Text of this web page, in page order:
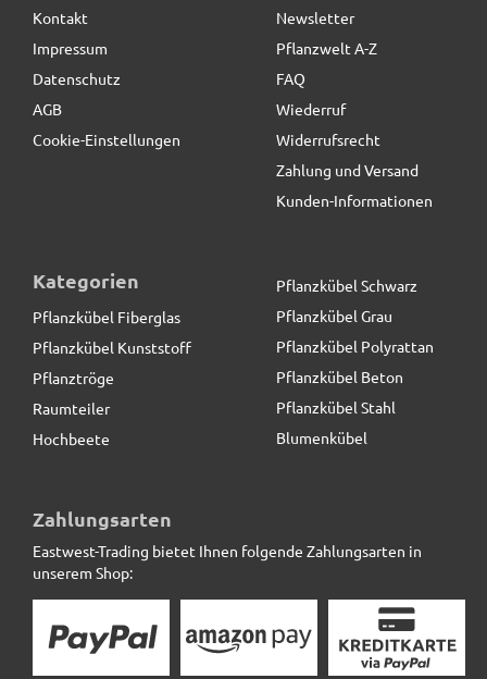
65,50 € *
35,90 € *
Kontakt
Impressum
Datenschutz
AGB
Cookie-Einstellungen
Newsletter
Pflanzwelt A-Z
FAQ
Wiederruf
Widerrufsrecht
Zahlung und Versand
Kunden-Informationen
Kategorien
Pflanzkübel Fiberglas
Pflanzkübel Kunststoff
Pflanztröge
Raumteiler
Hochbeete
Pflanzkübel Schwarz
Pflanzkübel Grau
Pflanzkübel Polyrattan
Pflanzkübel Beton
Pflanzkübel Stahl
Blumenkübel
Zahlungsarten
Eastwest-Trading bietet Ihnen folgende Zahlungsarten in
unserem Shop: